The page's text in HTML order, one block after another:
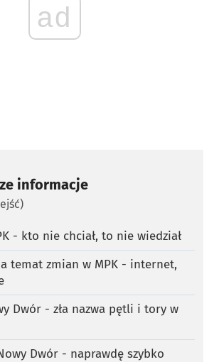
ad
informacje
- kto nie chciał, to nie wiedział
temat zmian w MPK - internet,
Dwór - zła nazwa pętli i tory w
Dwór - naprawdę szybko